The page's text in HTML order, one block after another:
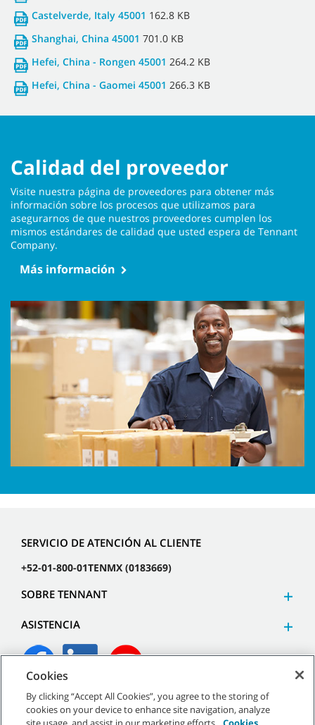
Castelverde, Italy 45001 162.8 KB
Shanghai, China 45001 701.0 KB
Hefei, China - Rongen 45001 264.2 KB
Hefei, China - Gaomei 45001 266.3 KB
Calidad del proveedor
Visite nuestra página de proveedores para obtener más
información sobre los procesos que utilizamos para
asegurarnos de que nuestros proveedores cumplen los
mismos estándares de calidad que usted espera de Tennant
Company.
Más información
SERVICIO DE ATENCIÓN AL CLIENTE
+52-01-800-01TENMX (0183669)
SOBRE TENNANT
ASISTENCIA
2026 Tennant Company. Todos los derechos reservados.
Cookies
By clicking “Accept All Cookies”, you agree to the storing of
cookies on your device to enhance site navigation, analyze